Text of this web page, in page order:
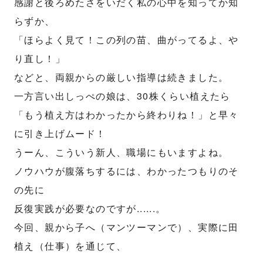
らずか、
「ほらよく見て！この列の苗、曲がってるよ、や
り直し！」
などと、両親からの厳しい指導は続きました。
一方言い出しっぺの娘は、30株くらい植えたら
「もう植え方はわかったから終わりね！」と早々
に引き上げムード！
うーん、こういう新人、職場にもいますよね。
ノウハウが腹落ちするには、わかったつもりのそ
の先に
反復実践が必要なのですが......。
今回、親から子へ（マンツーマンで）、実際に田
植え（仕事）を通じて、